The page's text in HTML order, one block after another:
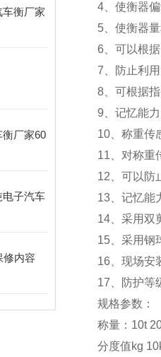
车衡厂家
衡厂家60
电子汽车
修内容
4 、使衡器
5 、使衡器
6 、可以根
7 、防止利
8 、可根据
9 、记忆能
10 、称重
11 、对称
12 、可以
13 、记忆
14 、采用
15 、采用
16 、现场
17 、防护
规格参数：
称量：10t
分度值kg